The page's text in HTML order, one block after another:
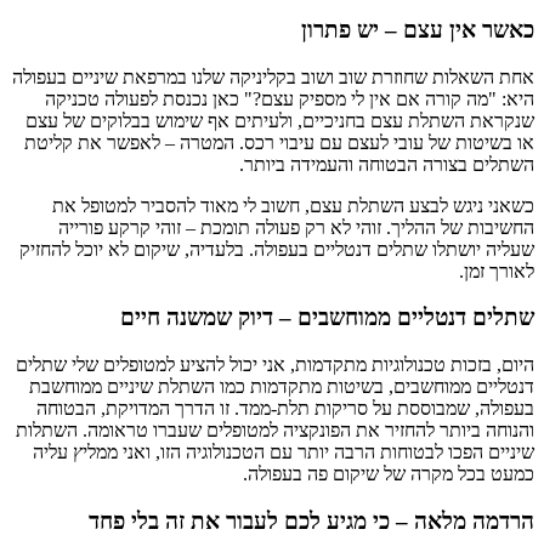
כאשר אין עצם – יש פתרון
אחת השאלות שחוזרת שוב ושוב בקליניקה שלנו במרפאת שיניים בעפולה
היא: "מה קורה אם אין לי מספיק עצם?" כאן נכנסת לפעולה טכניקה
שנקראת השתלת עצם בחניכיים, ולעיתים אף שימוש בבלוקים של עצם
או בשיטות של עובי לעצם עם עיבוי רכס. המטרה – לאפשר את קליטת
השתלים בצורה הבטוחה והעמידה ביותר.
כשאני ניגש לבצע השתלת עצם, חשוב לי מאוד להסביר למטופל את
החשיבות של ההליך. זוהי לא רק פעולה תומכת – זוהי קרקע פורייה
שעליה יושתלו שתלים דנטליים בעפולה. בלעדיה, שיקום לא יוכל להחזיק
לאורך זמן.
שתלים דנטליים ממוחשבים – דיוק שמשנה חיים
היום, בזכות טכנולוגיות מתקדמות, אני יכול להציע למטופלים שלי שתלים
דנטליים ממוחשבים, בשיטות מתקדמות כמו השתלת שיניים ממוחשבת
בעפולה, שמבוססת על סריקות תלת-ממד. זו הדרך המדויקת, הבטוחה
והנוחה ביותר להחזיר את הפונקציה למטופלים שעברו טראומה. השתלות
שיניים הפכו לבטוחות הרבה יותר עם הטכנולוגיה הזו, ואני ממליץ עליה
כמעט בכל מקרה של שיקום פה בעפולה.
הרדמה מלאה – כי מגיע לכם לעבור את זה בלי פחד